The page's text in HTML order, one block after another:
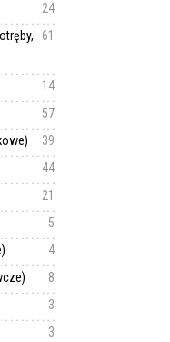
24
61
14
57
39
44
21
5
4
8
3
3